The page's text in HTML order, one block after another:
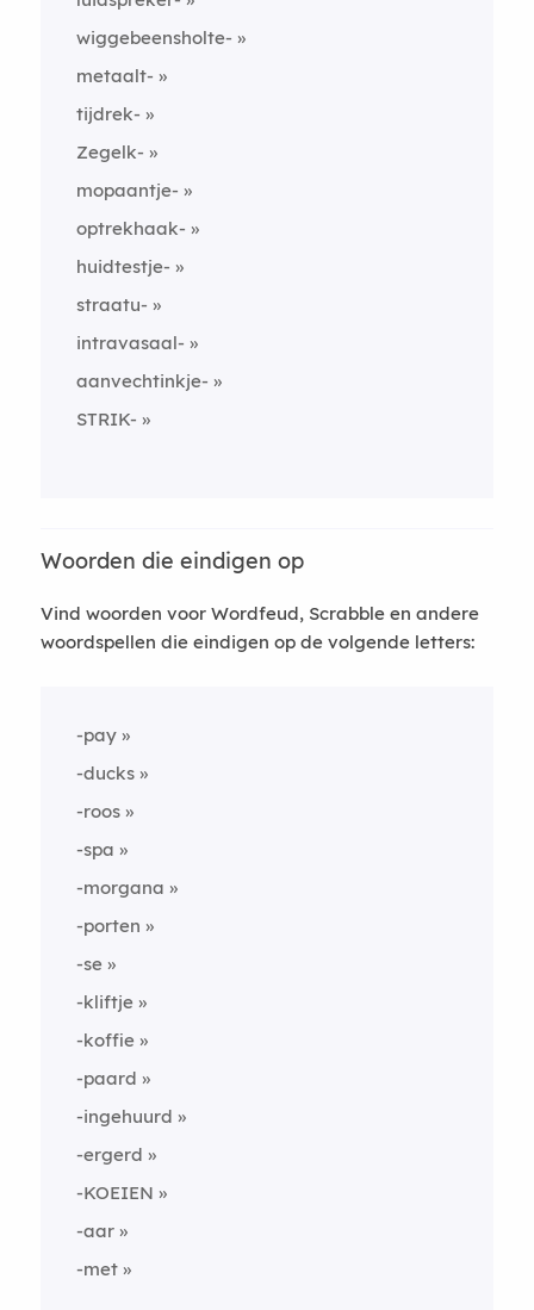
wiggebeensholte-
metaalt-
tijdrek-
Zegelk-
mopaantje-
optrekhaak-
huidtestje-
straatu-
intravasaal-
aanvechtinkje-
STRIK-
Woorden die eindigen op
Vind woorden voor Wordfeud, Scrabble en andere
woordspellen die eindigen op de volgende letters:
-pay
-ducks
-roos
-spa
-morgana
-porten
-se
-kliftje
-koffie
-paard
-ingehuurd
-ergerd
-KOEIEN
-aar
-met